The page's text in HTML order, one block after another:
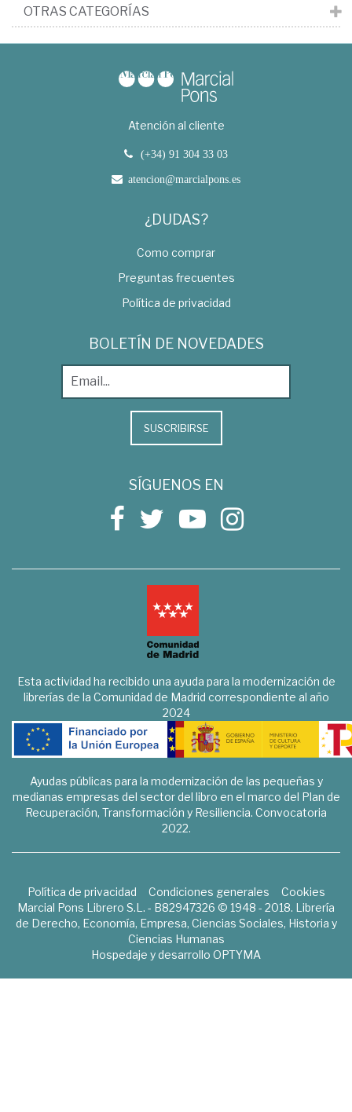
OTRAS CATEGORÍAS
Atención al cliente
(+34) 91 304 33 03
atencion@marcialpons.es
¿DUDAS?
Como comprar
Preguntas frecuentes
Política de privacidad
BOLETÍN DE NOVEDADES
SUSCRIBIRSE
SÍGUENOS EN
Esta actividad ha recibido una ayuda para la modernización de
librerías de la Comunidad de Madrid correspondiente al año
2024
Ayudas públicas para la modernización de las pequeñas y
medianas empresas del sector del libro en el marco del Plan de
Recuperación, Transformación y Resiliencia. Convocatoria
2022.
Política de privacidad Condiciones generales
Cookies
Marcial Pons Librero S.L. - B82947326 © 1948 - 2018. Librería
de Derecho, Economía, Empresa, Ciencias Sociales, Historia y
Ciencias Humanas
Hospedaje y desarrollo OPTYMA